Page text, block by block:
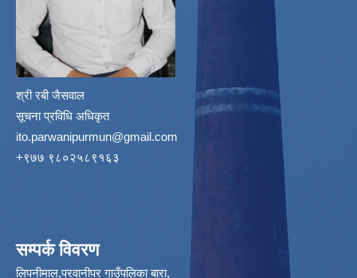
श्री रबी जैसवाल
सूचना प्रविधि अधिकृत
ito.parwanipurmun@gmail.com
‌+९७७ ९८०२५८९१६३
सम्पर्क विवरण
लिपनीमाल,परवानीपर गाउँपलिका बारा,